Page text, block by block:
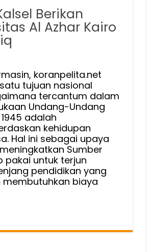
Berikan
Al Azhar Kairo
koranpelita.net
tujuan nasional
tercantum dalam
Undang-Undang
adalah
kehidupan
Hal ini sebagai upaya
Sumber
pakai untuk terjun
pendidikan yang
biaya